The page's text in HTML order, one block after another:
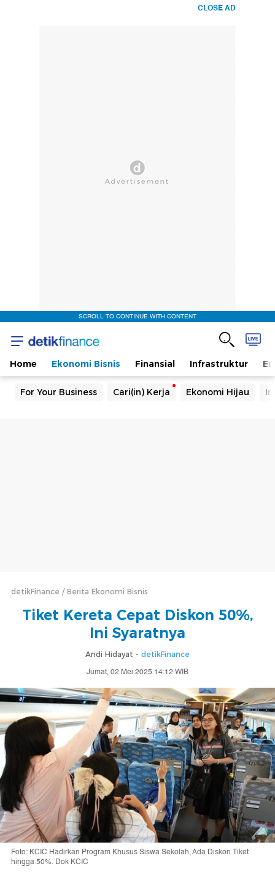
CLOSE AD
SCROLL TO CONTINUE WITH CONTENT
Home Ekonomi Bisnis Finansial Infrastruktur
For Your Business Cari(in) Kerja Ekonomi Hijau
detikFinance Berita Ekonomi Bisnis
Tiket Kereta Cepat Diskon 50%,
Ini Syaratnya
Andi Hidayat - detikFinance
Jumat, 02 Mei 2025 14:12 WIB
Foto: KCIC Hadirkan Program Khusus Siswa Sekolah, Ada Diskon Tiket
hingga 50%. Dok KCIC